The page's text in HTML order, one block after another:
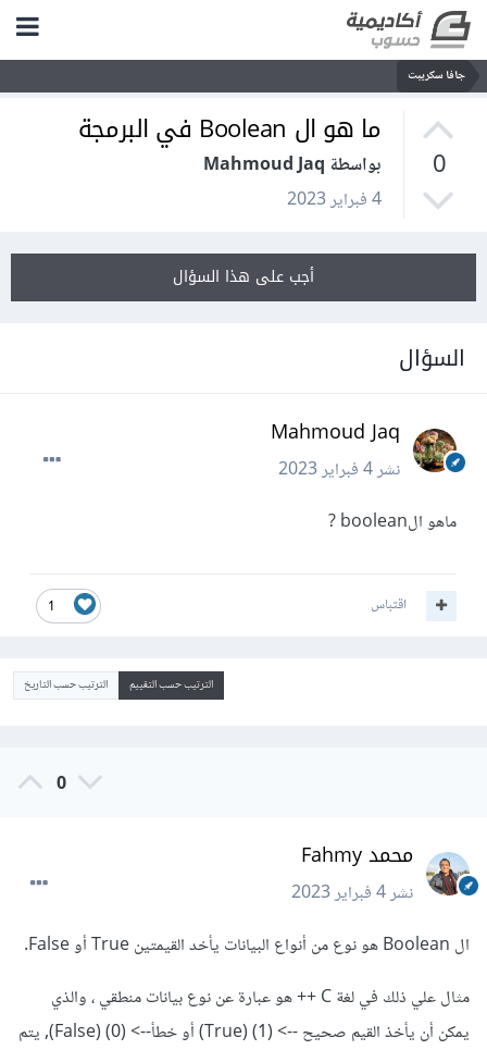
جافا سكريبت
0
ما هو ال Boolean في البرمجة
بواسطة Mahmoud Jaq
4 فبراير 2023
أجب على هذا السؤال
السؤال
Mahmoud Jaq
نشر4 فبراير 2023
ماهو الboolean ?
1 اقتباس
الترتيب حسب التقييم الترتيب حسب التاريخ
0
محمد Fahmy
نشر4 فبراير 2023
ال Boolean هو نوع من أنواع البيانات يأخد القيمتين True أو False.
مثال علي ذلك في لغة C ++ هو عبارة عن نوع بيانات منطقي ، والذي
يمكن أن يأخذ القيم صحيح --> (1) (True) أو خطأ--> (0) (False), يتم